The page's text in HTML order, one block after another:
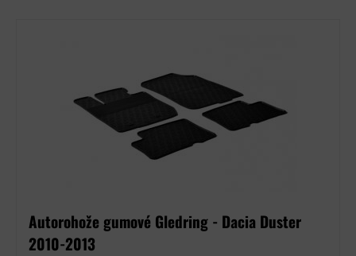
Autorohože gumové Gledring - Dacia Duster
2010-2013